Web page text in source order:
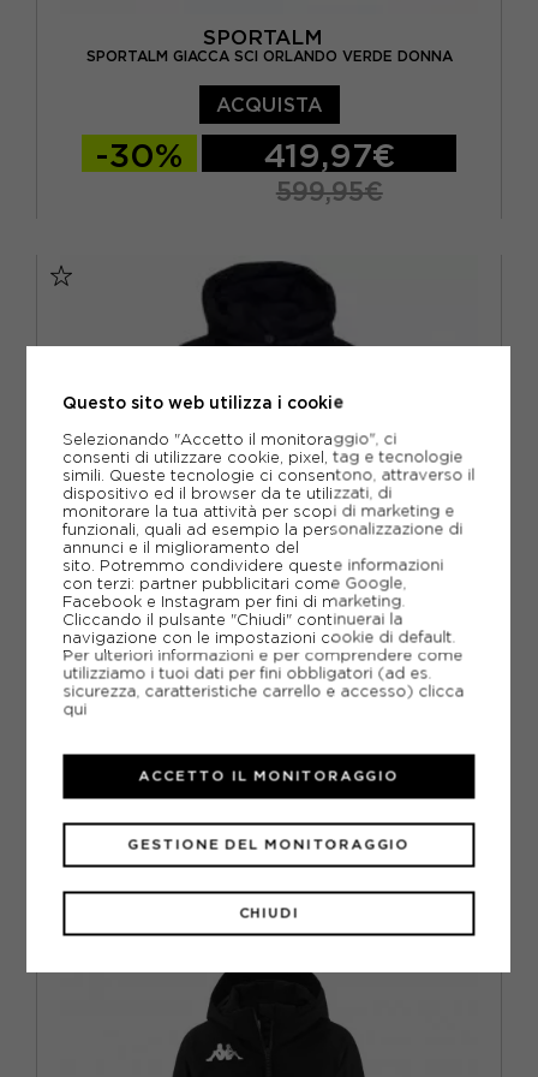
SPORTALM
SPORTALM GIACCA SCI ORLANDO VERDE DONNA
ACQUISTA
-30% 419,97€
599,95€
SPORTALM
EUR 34 EUR 36 EUR 38 EUR 40
-30% 419,97€
599,95€
Questo sito web utilizza i cookie
Selezionando "Accetto il monitoraggio", ci
consenti di utilizzare cookie, pixel, tag e tecnologie
simili. Queste tecnologie ci consentono, attraverso il
dispositivo ed il browser da te utilizzati, di
monitorare la tua attività per scopi di marketing e
funzionali, quali ad esempio la personalizzazione di
annunci e il miglioramento del
sito. Potremmo condividere queste informazioni
con terzi: partner pubblicitari come Google,
Facebook e Instagram per fini di marketing.
Cliccando il pulsante "Chiudi" continuerai la
navigazione con le impostazioni cookie di default.
Per ulteriori informazioni e per comprendere come
utilizziamo i tuoi dati per fini obbligatori (ad es.
sicurezza, caratteristiche carrello e accesso) clicca
qui
CHIUDI
GESTIONE DEL MONITORAGGIO
ACCETTO IL MONITORAGGIO